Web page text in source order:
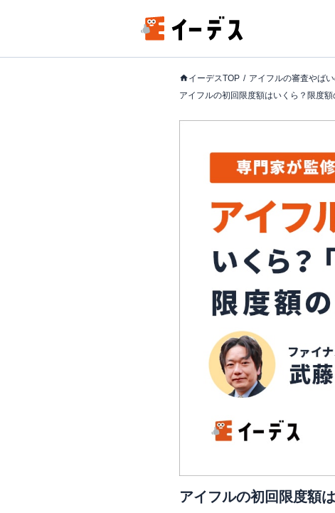
イーデスTOP
アイフルの審査やば
アイフルの初回限度額はいくら？限度額
アイフルの初回限度額